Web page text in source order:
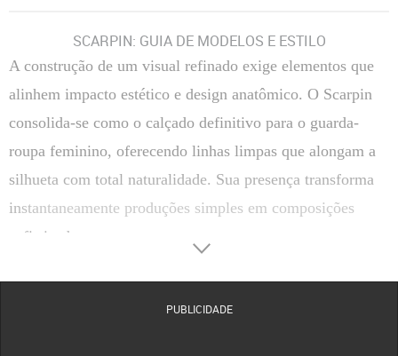
SCARPIN: GUIA DE MODELOS E ESTILO
A construção de um visual refinado exige elementos que
alinhem impacto estético e design anatômico. O Scarpin
consolida-se como o calçado definitivo para o guarda-
roupa feminino, oferecendo linhas limpas que alongam a
silhueta com total naturalidade. Sua presença transforma
instantaneamente produções simples em composições
sofisticadas.
PUBLICIDADE